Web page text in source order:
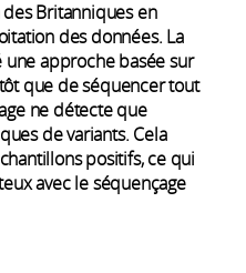
Britanniques en
des données. La
approche basée sur
que de séquencer tout
ne détecte que
de variants. Cela
positifs, ce qui
avec le séquençage